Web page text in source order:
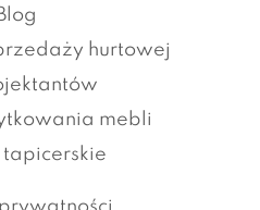
hurtowej
mebli
tapicerskie